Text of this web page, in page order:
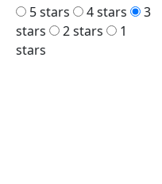
5 stars
4 stars
3
stars
2 stars
1
stars